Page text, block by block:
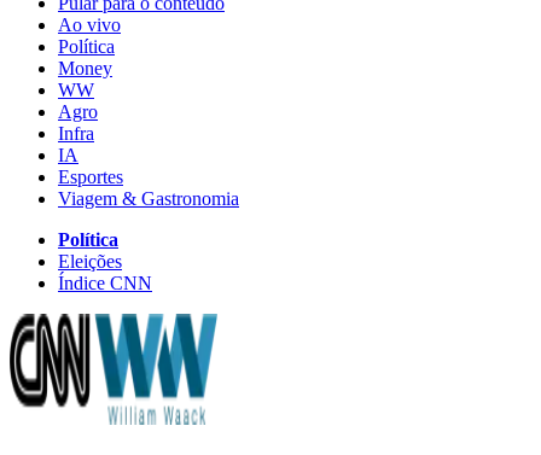
Ao vivo
Política
Money
WW
Agro
Infra
IA
Esportes
Viagem & Gastronomia
Política
Eleições
Índice CNN